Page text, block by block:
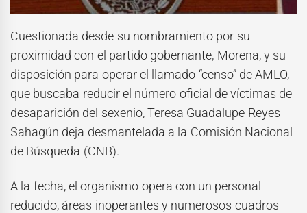
Cuestionada desde su nombramiento por su
proximidad con el partido gobernante, Morena, y su
disposición para operar el llamado “censo” de AMLO,
que buscaba reducir el número oficial de víctimas de
desaparición del sexenio, Teresa Guadalupe Reyes
Sahagún deja desmantelada a la Comisión Nacional
de Búsqueda (CNB).
A la fecha, el organismo opera con un personal
reducido, áreas inoperantes y numerosos cuadros